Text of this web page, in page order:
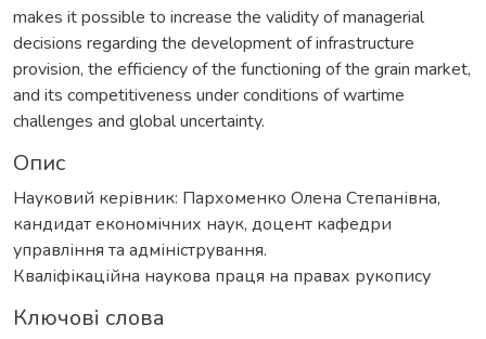
makes it possible to increase the validity of managerial
decisions regarding the development of infrastructure
provision, the efficiency of the functioning of the grain market,
and its competitiveness under conditions of wartime
challenges and global uncertainty.
Опис
Науковий керівник: Пархоменко Олена Степанівна,
кандидат економічних наук, доцент кафедри
управління та адміністрування.
Кваліфікаційна наукова праця на правах рукопису
Ключові слова